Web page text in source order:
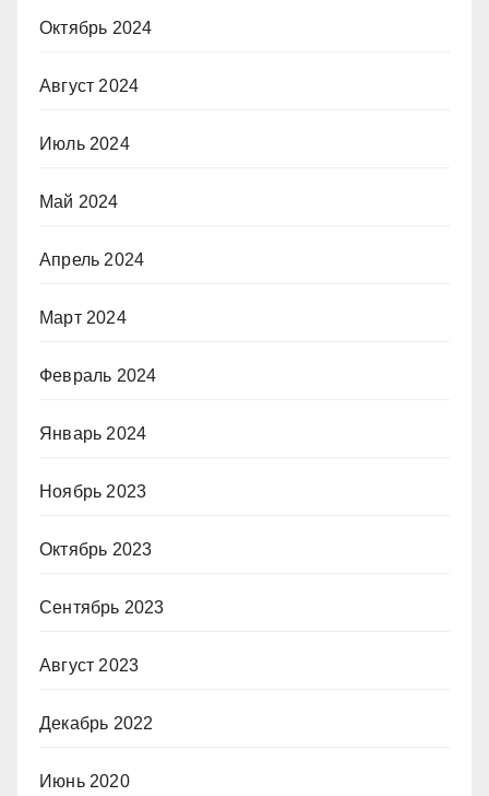
Октябрь 2024
Август 2024
Июль 2024
Май 2024
Апрель 2024
Март 2024
Февраль 2024
Январь 2024
Ноябрь 2023
Октябрь 2023
Сентябрь 2023
Август 2023
Декабрь 2022
Июнь 2020